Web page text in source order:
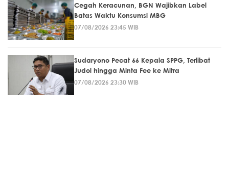
Cegah Keracunan, BGN Wajibkan Label
Batas Waktu Konsumsi MBG
07/08/2026 23:45 WIB
Sudaryono Pecat 66 Kepala SPPG, Terlibat
Judol hingga Minta Fee ke Mitra
07/08/2026 23:30 WIB